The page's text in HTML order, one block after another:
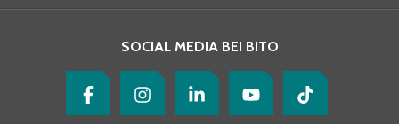
SOCIAL MEDIA BEI BITO